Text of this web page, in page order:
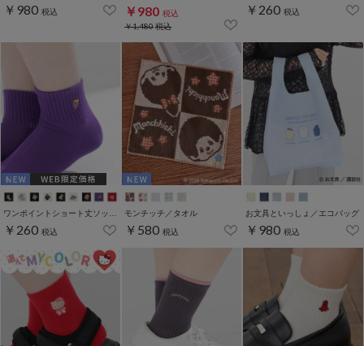
￥980 税込 ￥980 税込
￥1,480税込
￥260 税込
ワンポイントショート丈ソックス
￥260 税込
モンチッチ／タオル
￥580 税込
お文具といっしょ／エコバッグ
￥980 税込